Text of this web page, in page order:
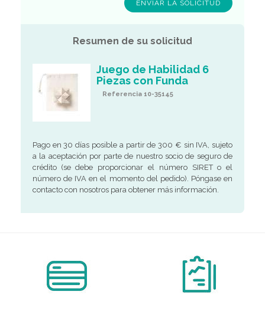
Resumen de su solicitud
Juego de Habilidad 6
Piezas con Funda
Referencia 10-35145
Pago en 30 días posible a partir de 300 € sin IVA, sujeto
a la aceptación por parte de nuestro socio de seguro de
crédito (se debe proporcionar el número SIRET o el
número de IVA en el momento del pedido). Póngase en
contacto con nosotros para obtener más información.